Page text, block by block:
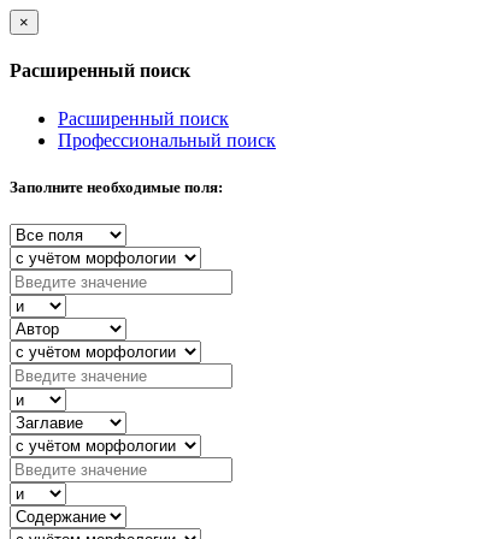
×
Расширенный поиск
Расширенный поиск
Профессиональный поиск
Заполните необходимые поля: